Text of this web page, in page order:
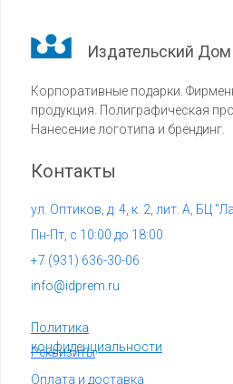
Издательский
Корпоративные подарки.
продукция. Полиграфическая
Нанесение логотипа и брендинг.
info@idprem.ru
Контакты
Политика
конфиденциальности
+7 (931) 636-30-06
Реквизиты
ул. Оптиков, д. 4, к. 2, лит. А, БЦ
Оплата и доставка
Пн-Пт, с 10:00 до 18:00